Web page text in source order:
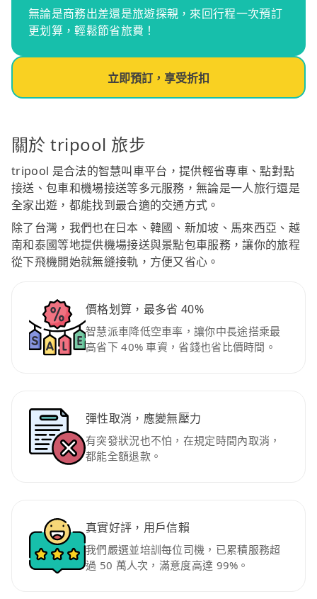
無論是商務出差還是旅遊探親，來回行程一次預訂
更划算，輕鬆節省旅費！
立即預訂，享受折扣
關於 tripool 旅步
tripool 是合法的智慧叫車平台，提供輕省專車、點對點
接送、包車和機場接送等多元服務，無論是一人旅行還是
全家出遊，都能找到最合適的交通方式。
除了台灣，我們也在日本、韓國、新加坡、馬來西亞、越
南和泰國等地提供機場接送與景點包車服務，讓你的旅程
從下飛機開始就無縫接軌，方便又省心。
價格划算，最多省 40%
智慧派車降低空車率，讓你中長途搭乘最
高省下 40% 車資，省錢也省比價時間。
彈性取消，應變無壓力
有突發狀況也不怕，在規定時間內取消，
都能全額退款。
真實好評，用戶信賴
我們嚴選並培訓每位司機，已累積服務超
過 50 萬人次，滿意度高達 99%。